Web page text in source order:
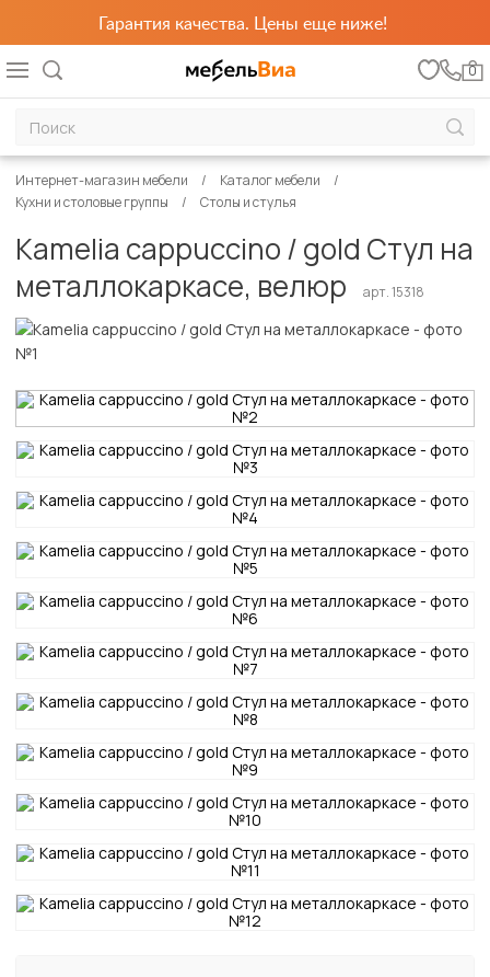
Гарантия качества. Цены еще ниже!
0
Интернет-магазин мебели
Каталог мебели
Кухни и столовые группы
Столы и стулья
Kamelia cappuccino / gold Стул на
металлокаркасе, велюр
арт. 15318